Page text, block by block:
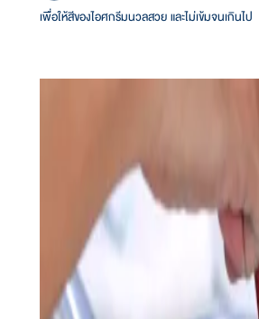
เพื่อให้สีของไอศกรีมนวลสวย และไม่เข้มจนเกินไป